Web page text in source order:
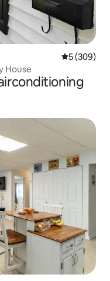
5 (309)
House